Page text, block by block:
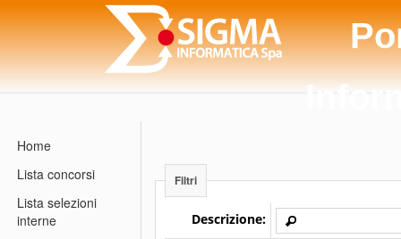
Home
Lista concorsi
Lista selezioni
interne
Filtri
Descrizione: